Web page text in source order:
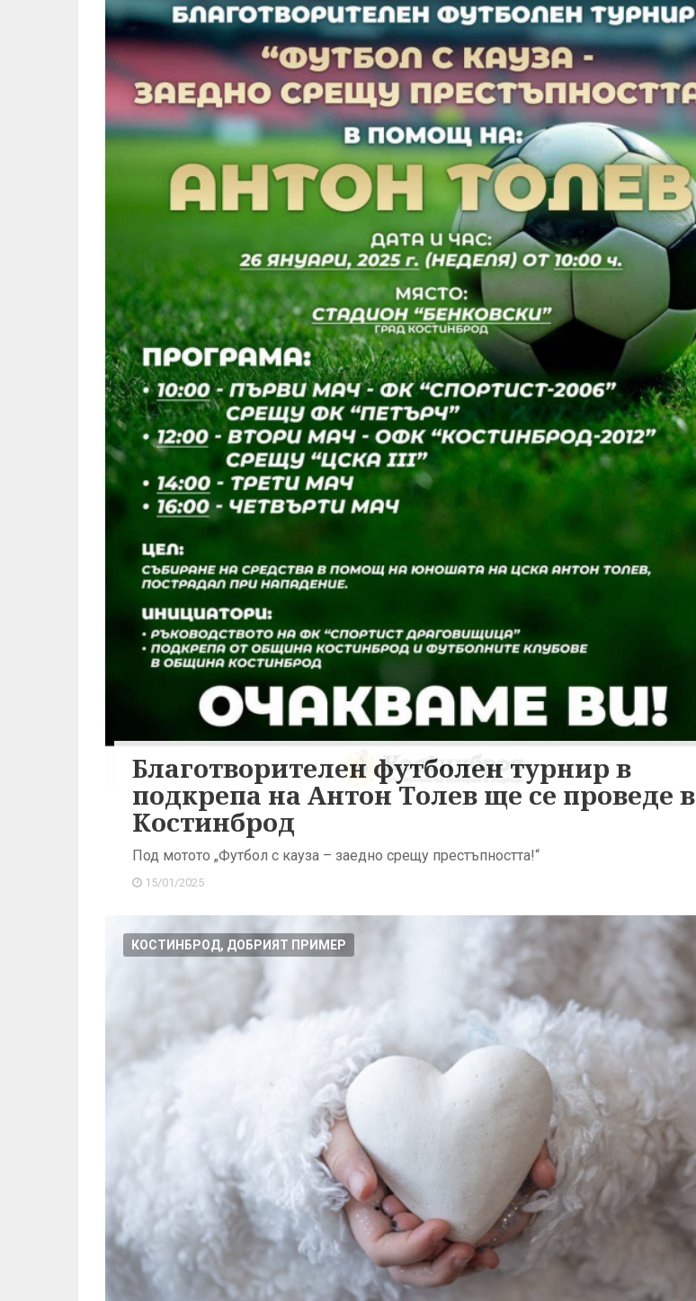
Благотворителен футболен турнир в
подкрепа на Антон Толев ще се проведе в
Костинброд
Под мотото „Футбол с кауза – заедно срещу престъпността!“
15/01/2025
КОСТИНБРОД, ДОБРИЯТ ПРИМЕР